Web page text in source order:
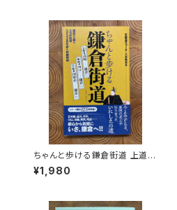
ちゃんと歩ける鎌倉街道 上道・
中道・下道
¥1,980